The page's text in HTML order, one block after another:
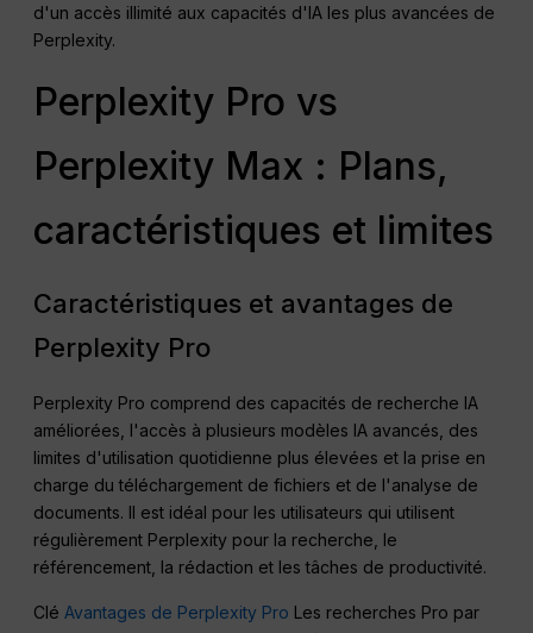
d'un accès illimité aux capacités d'IA les plus avancées de
Perplexity.
Perplexity Pro vs
Perplexity Max : Plans,
caractéristiques et limites
Caractéristiques et avantages de
Perplexity Pro
Perplexity Pro comprend des capacités de recherche IA
améliorées, l'accès à plusieurs modèles IA avancés, des
limites d'utilisation quotidienne plus élevées et la prise en
charge du téléchargement de fichiers et de l'analyse de
documents. Il est idéal pour les utilisateurs qui utilisent
régulièrement Perplexity pour la recherche, le
référencement, la rédaction et les tâches de productivité.
CléAvantages de Perplexity Pro Les recherches Pro par